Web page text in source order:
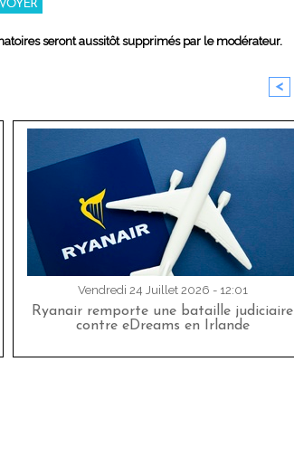
seront aussitôt supprimés par le modérateur.
<
Vendredi 24 Juillet 2026 - 12:01
Ryanair remporte une bataille judiciaire
contre eDreams en Irlande